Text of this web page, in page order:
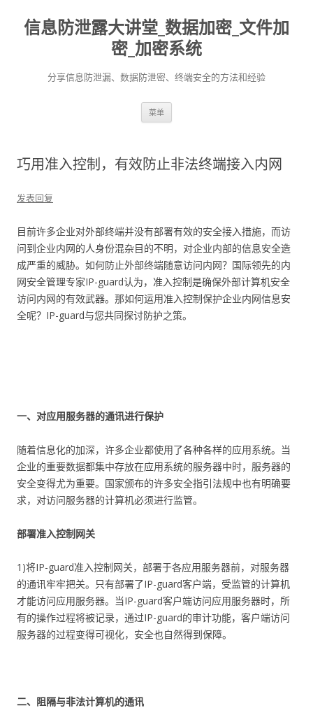
信息防泄露大讲堂_数据加密_文件加
密_加密系统
分享信息防泄漏、数据防泄密、终端安全的方法和经验
菜单
巧用准入控制，有效防止非法终端接入内网
发表回复
目前许多企业对外部终端并没有部署有效的安全接入措施，而访
问到企业内网的人身份混杂目的不明，对企业内部的信息安全造
成严重的威胁。如何防止外部终端随意访问内网？国际领先的内
网安全管理专家IP-guard认为，准入控制是确保外部计算机安全
访问内网的有效武器。那如何运用准入控制保护企业内网信息安
全呢？IP-guard与您共同探讨防护之策。
一、对应用服务器的通讯进行保护
随着信息化的加深，许多企业都使用了各种各样的应用系统。当
企业的重要数据都集中存放在应用系统的服务器中时，服务器的
安全变得尤为重要。国家颁布的许多安全指引法规中也有明确要
求，对访问服务器的计算机必须进行监管。
部署准入控制网关
1)将IP-guard准入控制网关，部署于各应用服务器前，对服务器
的通讯牢牢把关。只有部署了IP-guard客户端，受监管的计算机
才能访问应用服务器。当IP-guard客户端访问应用服务器时，所
有的操作过程将被记录，通过IP-guard的审计功能，客户端访问
服务器的过程变得可视化，安全也自然得到保障。
二、阻隔与非法计算机的通讯